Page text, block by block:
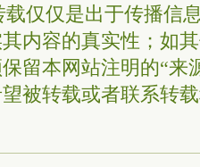
仅仅是出于传播信
内容的真实性；如
留本网站注明的“来
被转载或者联系转